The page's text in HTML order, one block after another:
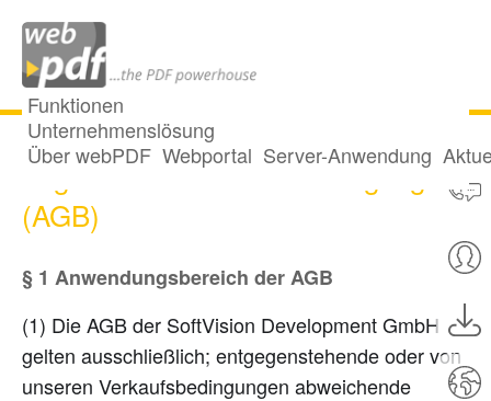
Funktionen
Unternehmenslösung
Über webPDF Webportal Server-Anwendung
Allgemeine Geschäftsbedingungen
(AGB)
§ 1 Anwendungsbereich der AGB
(1) Die AGB der SoftVision Development GmbH
gelten ausschließlich; entgegenstehende oder von
unseren Verkaufsbedingungen abweichende